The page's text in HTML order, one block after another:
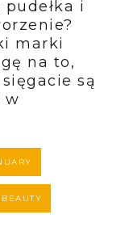
i
marki
na to,
są
w